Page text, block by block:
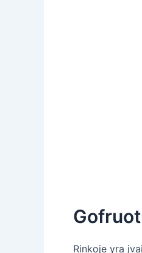
Rinkoje yra